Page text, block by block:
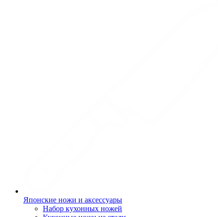
Японские ножи и аксессуары
Набор кухонных ножей